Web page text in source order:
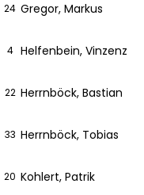
24 Gregor, Markus
4 Helfenbein, Vinzenz
22 Herrnböck, Bastian
33 Herrnböck, Tobias
20 Kohlert, Patrik